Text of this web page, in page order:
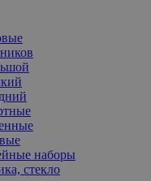
наборы
стекло